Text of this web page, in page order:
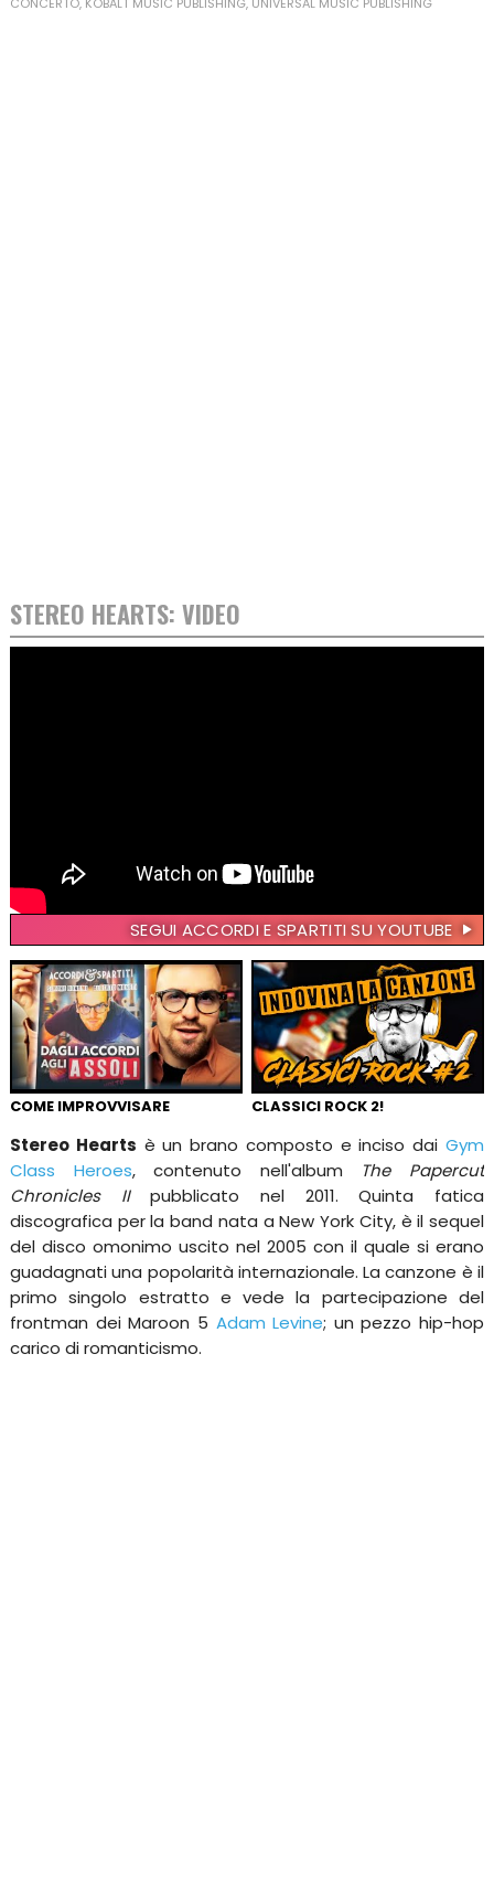
CONCERTO, KOBALT MUSIC PUBLISHING, UNIVERSAL MUSIC PUBLISHING
STEREO HEARTS: VIDEO
SEGUI ACCORDI E SPARTITI SU YOUTUBE
COME IMPROVVISARE CLASSICI ROCK 2!
Stereo Hearts è un brano composto e inciso daiGym
Class Heroes, contenuto nell'album
The Papercut
Chronicles IIpubblicato nel 2011. Quinta fatica
discografica per la band nata a New York City, è il sequel
del disco omonimo uscito nel 2005 con il quale si erano
guadagnati una popolarità internazionale. La canzone è il
primo singolo estratto e vede la partecipazione del
frontman dei Maroon 5 Adam Levine; un pezzo hip-hop
carico di romanticismo.